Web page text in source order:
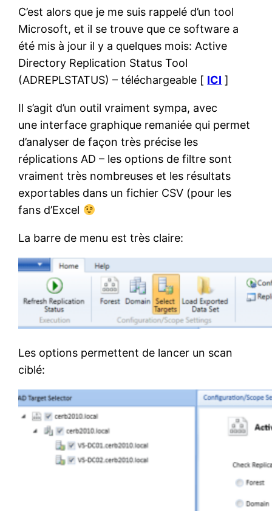
C’est alors que je me suis rappelé d’un tool
Microsoft, et il se trouve que ce software a
été mis à jour il y a quelques mois: Active
Directory Replication Status Tool
(ADREPLSTATUS) – téléchargeable [ ICI ]
Il s’agit d’un outil vraiment sympa, avec
une interface graphique remaniée qui permet
d’analyser de façon très précise les
réplications AD – les options de filtre sont
vraiment très nombreuses et les résultats
exportables dans un fichier CSV (pour les
fans d’Excel
La barre de menu est très claire:
Les options permettent de lancer un scan
ciblé: